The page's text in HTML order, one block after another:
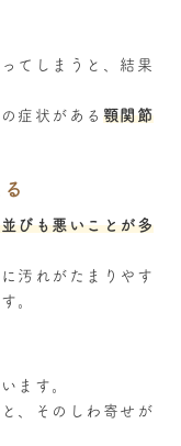
てしまうと、結果
症状がある 顎関節
びも悪いことが多
汚れがたまりやす
。
ます。
、そのしわ寄せが